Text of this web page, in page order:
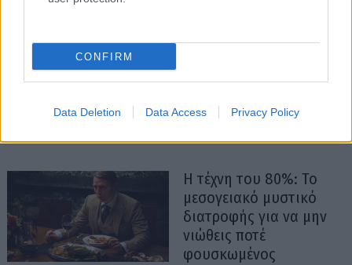
CONFIRM
Data Deletion Data Access Privacy Policy
Η τέχνη του 80%: Το
μεσογειακό μυστικό
διατροφής για να μην
νιώθεις ποτέ
φουσκωμένος